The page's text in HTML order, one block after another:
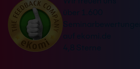
t
ä
n
i
e
über 1.600
Seminarbewertungen
auf ekomi.de
4,8 Sterne